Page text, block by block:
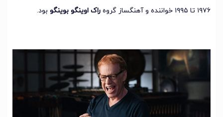
۱۹۷۶ تا ۱۹۹۵ خواننده و آهنگساز گروه
راک اوینگو بوینگو بود.